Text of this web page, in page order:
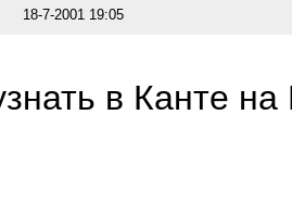
18-7-2001 19:05
в Канте